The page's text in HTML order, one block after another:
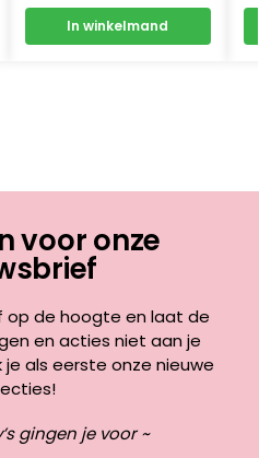
In winkelmand
voor onze
op de hoogte en laat de
en acties niet aan je
als eerste onze nieuwe
gingen je voor ~